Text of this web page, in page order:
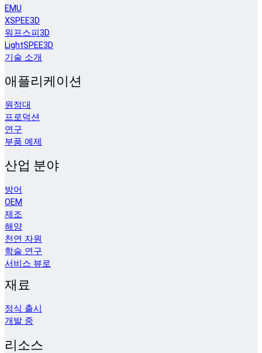
EMU
XSPEE3D
워프스피3D
LightSPEE3D
기술 소개
애플리케이션
원정대
프로덕션
연구
부품 예제
산업 분야
방어
OEM
제조
해양
천연 자원
학술 연구
서비스 뷰로
재료
정식 출시
개발 중
리소스